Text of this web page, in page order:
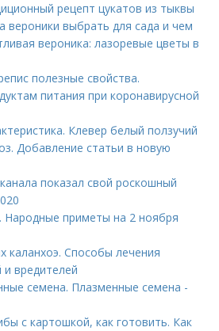
рецепт цукатов из тыквы
вероники выбрать для сада и чем
вероника: лазоревые цветы в
полезные свойства.
питания при коронавирусной
Клевер белый ползучий
Добавление статьи в новую
показал свой роскошный
Народные приметы на 2 ноября
каланхоэ. Способы лечения
и вредителей
семена. Плазменные семена -
с картошкой, как готовить. Как